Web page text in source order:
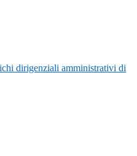
dirigenziali amministrativi di